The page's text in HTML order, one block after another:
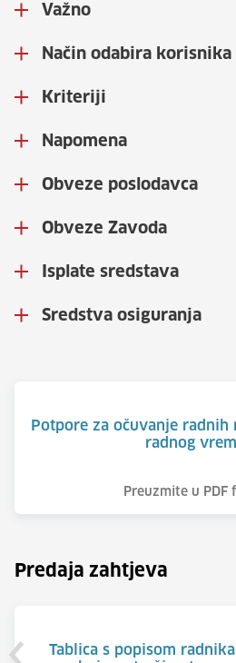
Važno
Način odabira korisnika
Kriteriji
Napomena
Obveze poslodavca
Obveze Zavoda
Isplate sredstava
Sredstva osiguranja
Potpore za očuvanje radnih
radnog
Preuzmite u PDF
Predaja zahtjeva
Tablica s popisom